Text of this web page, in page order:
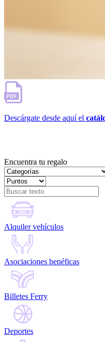
Descárgate desde aquí el
Encuentra tu regalo
Alquiler vehículos
Asociaciones benéficas
Billetes Ferry
Deportes